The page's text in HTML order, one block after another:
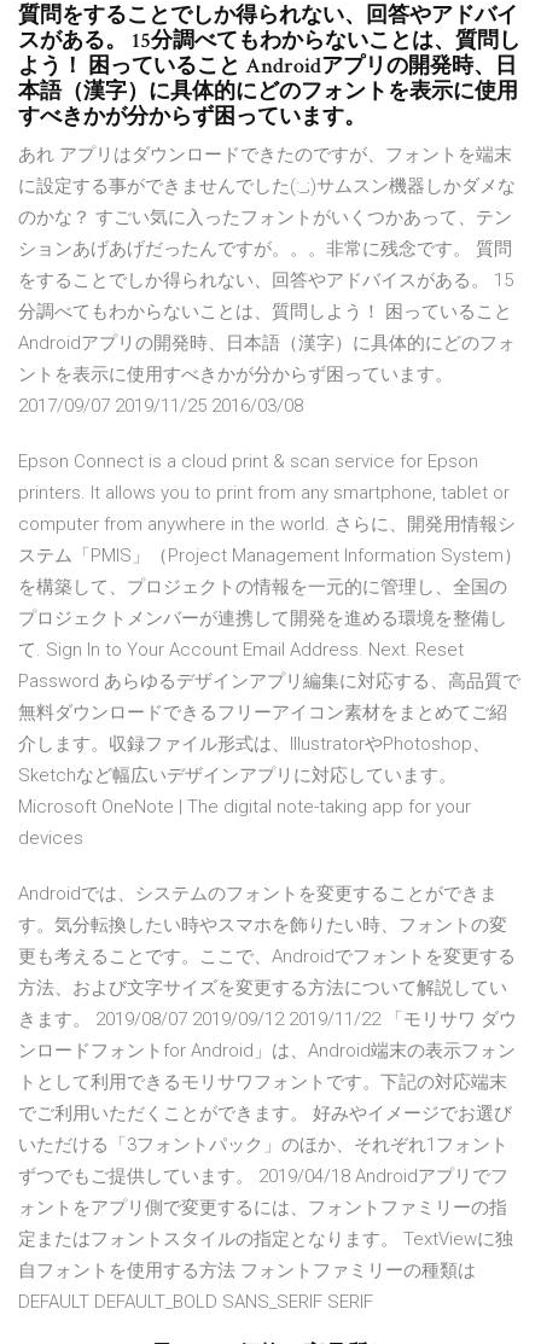
質問をすることでしか得られない、回答やアドバイ
スがある。 15分調べてもわからないことは、質問し
よう！ 困っていること Androidアプリの開発時、日
本語（漢字）に具体的にどのフォントを表示に使用
すべきかが分からず困っています。
あれ アプリはダウンロードできたのですが、フォントを端末
に設定する事ができませんでした(:_;)サムスン機器しかダメな
のかな？ すごい気に入ったフォントがいくつかあって、テン
ションあげあげだったんですが。。。非常に残念です。 質問
をすることでしか得られない、回答やアドバイスがある。 15
分調べてもわからないことは、質問しよう！ 困っていること
Androidアプリの開発時、日本語（漢字）に具体的にどのフォ
ントを表示に使用すべきかが分からず困っています。
2017/09/07 2019/11/25 2016/03/08
Epson Connect is a cloud print & scan service for Epson
printers. It allows you to print from any smartphone, tablet or
computer from anywhere in the world. さらに、開発用情報シ
ステム「PMIS」（Project Management Information System）
を構築して、プロジェクトの情報を一元的に管理し、全国の
プロジェクトメンバーが連携して開発を進める環境を整備し
て. Sign In to Your Account Email Address. Next. Reset
Password あらゆるデザインアプリ編集に対応する、高品質で
無料ダウンロードできるフリーアイコン素材をまとめてご紹
介します。収録ファイル形式は、IllustratorやPhotoshop、
Sketchなど幅広いデザインアプリに対応しています。
Microsoft OneNote | The digital note-taking app for your
devices
Androidでは、システムのフォントを変更することができま
す。気分転換したい時やスマホを飾りたい時、フォントの変
更も考えることです。ここで、Androidでフォントを変更する
方法、および文字サイズを変更する方法について解説してい
きます。 2019/08/07 2019/09/12 2019/11/22 「モリサワ ダウ
ンロードフォントfor Android」は、Android端末の表示フォン
トとして利用できるモリサワフォントです。下記の対応端末
でご利用いただくことができます。 好みやイメージでお選び
いただける「3フォントパック」のほか、それぞれ1フォント
ずつでもご提供しています。 2019/04/18 Androidアプリでフ
ォントをアプリ側で変更するには、フォントファミリーの指
定またはフォントスタイルの指定となります。 TextViewに独
自フォントを使用する方法 フォントファミリーの種類は
DEFAULT DEFAULT_BOLD SANS_SERIF SERIF